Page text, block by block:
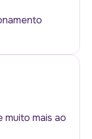
muito mais ao